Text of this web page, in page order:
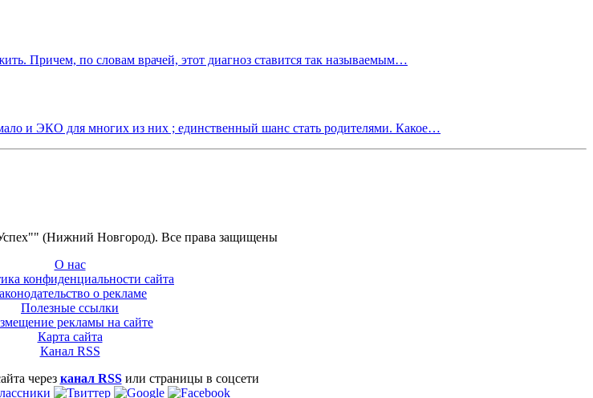
Причем, по словам врачей, этот диагноз ставится так называемым…
и ЭКО для многих из них ; единственный шанс стать родителями. Какое…
(Нижний Новгород). Все права защищены
О нас
конфиденциальности сайта
о рекламе
Полезные ссылки
рекламы на сайте
Карта сайта
Канал RSS
через канал RSSили страницы в соцсети